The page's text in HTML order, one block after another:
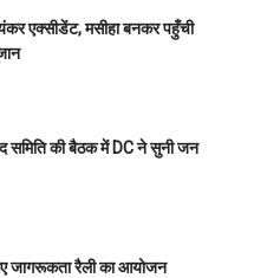
एक्सीडेंट, मसीहा बनकर पहुँची
समिति की बैठक में DC ने सुनी जन
जागरूकता रैली का आयोजन